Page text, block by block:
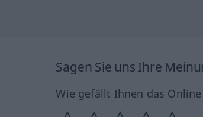
Sagen Sie uns Ihre
Wie gefällt Ihnen das